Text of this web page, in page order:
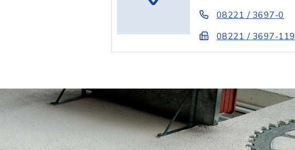
08221 / 3697-0
08221 / 3697-119